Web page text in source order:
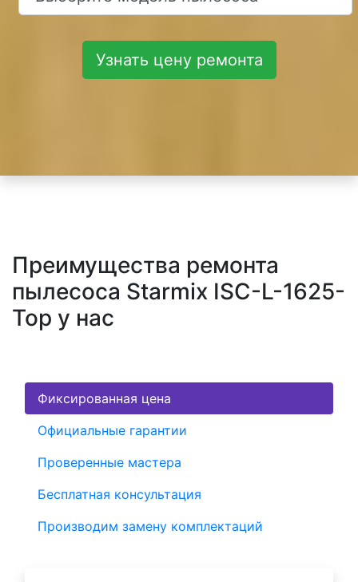
Узнать цену ремонта
Преимущества ремонта
пылесоса Starmix ISC-L-1625-
Top у нас
Фиксированная цена
Официальные гарантии
Проверенные мастера
Бесплатная консультация
Производим замену комплектаций